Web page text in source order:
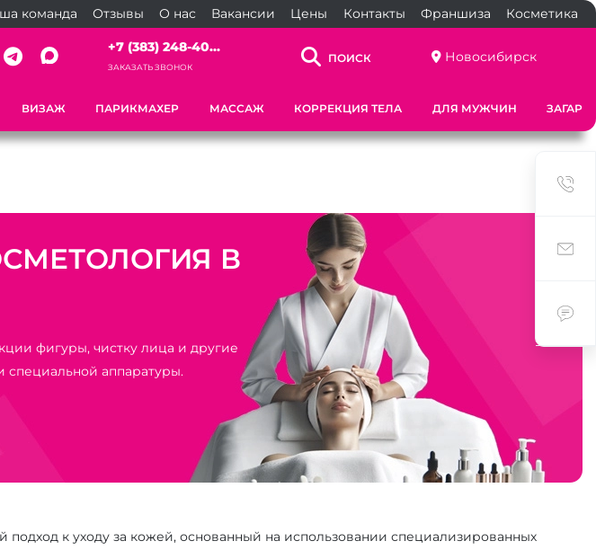
команда Отзывы О нас Вакансии Цены Контакты Франшиза Косметика
+7 (383) 248-40...
ЗАКАЗАТЬ ЗВОНОК
ПОИСК Новосибирск
ВИЗАЖ ПАРИКМАХЕР МАССАЖ КОРРЕКЦИЯ ТЕЛА ДЛЯ МУЖЧИН ЗАГАР
В
фигуры, чистку лица и другие
аппаратуры.
подход к уходу за кожей, основанный на использовании специализированных